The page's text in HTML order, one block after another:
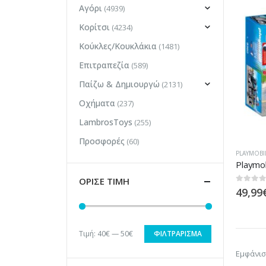
PLAYMOBIL
0out of
49,99
Αγόρι (4939)
Κορίτσι (4234)
Κούκλες/Κουκλάκια (1481)
Επιτραπεζία (589)
Παίζω & Δημιουργώ (2131)
Οχήματα (237)
LambrosToys (255)
Προσφορές (60)
ΟΡΙΣΕ ΤΙΜΗ
Ελάχιστη
Μέγιστη
ΦΙΛΤΡΆΡΙΣΜΑ
Τιμή: 40€—50€